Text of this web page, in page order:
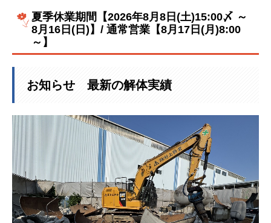
夏季休業期間【2026年8月8日(土)15:00〆 ～
8月16日(日)】/ 通常営業【8月17日(月)8:00
～】
お知らせ 最新の解体実績